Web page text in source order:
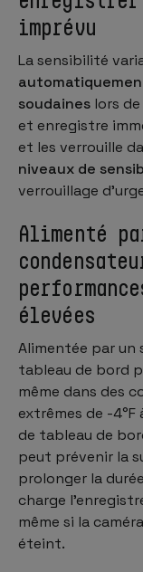
imprévu
La sensibilité
soudaines lors
et enregistre
et les verrouille
niveaux de
verrouillage
Alimenté
élevées
Alimentée par un
tableau de bord
même dans des
extrêmes de -4°F
de tableau de
peut prévenir la
prolonger la
charge
même si la
éteint.